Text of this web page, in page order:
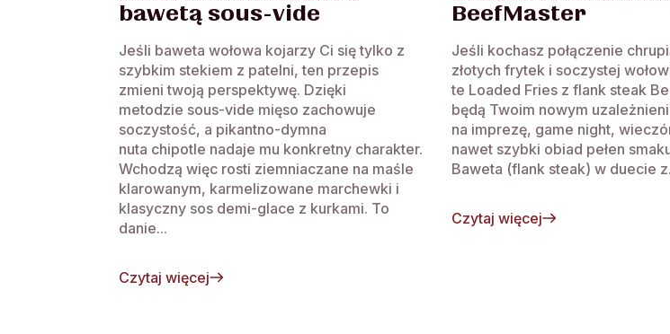
bawetą sous-vide
Jeśli baweta wołowa kojarzy Ci się tylko z
szybkim stekiem z patelni, ten przepis
zmieni twoją perspektywę. Dzięki
metodzie sous-vide mięso zachowuje
soczystość, a pikantno-dymna
nuta chipotle nadaje mu konkretny charakter.
Wchodzą więc rosti ziemniaczane na maśle
klarowanym, karmelizowane marchewki i
klasyczny sos demi-glace z kurkami. To
danie...
Czytaj więcej
BeefMaster
Jeśli kochasz połączenie
złotych frytek i soczystej
te Loaded Fries z flank steak
będą Twoim nowym
na imprezę, game night,
nawet szybki obiad pełen
Baweta (flank steak) w duecie
Czytaj więcej